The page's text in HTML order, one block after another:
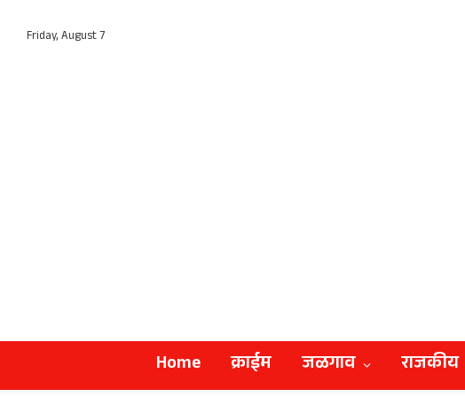
Friday, August 7
Home क्राईम जळगाव राजकीय